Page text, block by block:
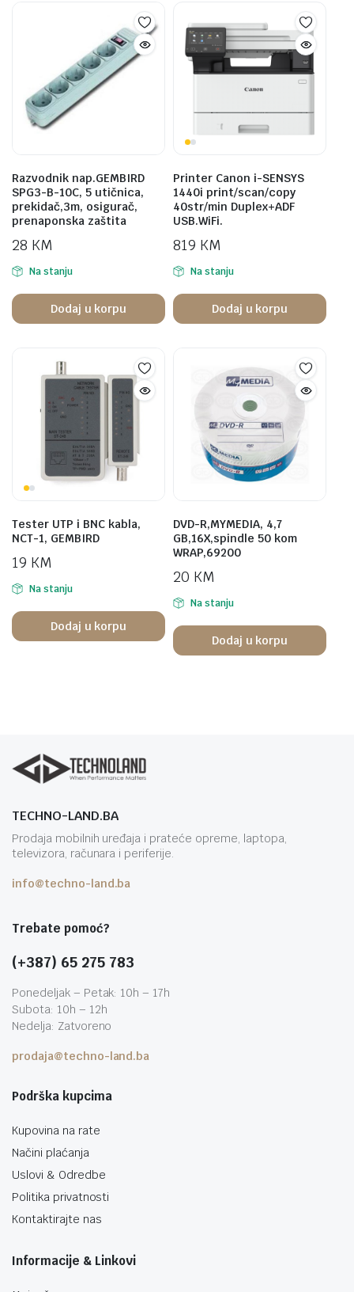
Razvodnik nap.GEMBIRD
SPG3-B-10C, 5 utičnica,
prekidač,3m, osigurač,
prenaponska zaštita
28 KM
Na stanju
Dodaj u korpu
Printer Canon i-SENSYS
1440i print/scan/copy
40str/min Duplex+ADF
USB.WiFi.
819 KM
Na stanju
Dodaj u korpu
Tester UTP i BNC kabla,
NCT-1, GEMBIRD
19 KM
Na stanju
Dodaj u korpu
DVD-R,MYMEDIA, 4,7
GB,16X,spindle 50 kom
WRAP,69200
20 KM
Na stanju
Dodaj u korpu
TECHNO-LAND.BA
Prodaja mobilnih uređaja i prateće opreme, laptopa,
televizora, računara i periferije.
info@techno-land.ba
Trebate pomoć?
(+387) 65 275 783
Ponedeljak – Petak: 10h – 17h
Subota: 10h – 12h
Nedelja: Zatvoreno
prodaja@techno-land.ba
Podrška kupcima
Kupovina na rate
Načini plaćanja
Uslovi & Odredbe
Politika privatnosti
Kontaktirajte nas
Informacije & Linkovi